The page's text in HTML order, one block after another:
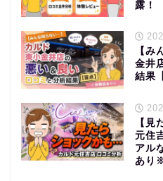
露！
【み
金井
結果
【見
元住
アル
あり